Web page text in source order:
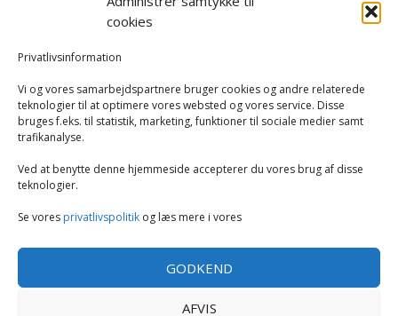
cookies
Privatlivsinformation
Vi og vores samarbejdspartnere bruger cookies og andre relaterede
teknologier til at optimere vores websted og vores service. Disse
bruges f.eks. til statistik, marketing, funktioner til sociale medier samt
trafikanalyse.
Ved at benytte denne hjemmeside accepterer du vores brug af disse
teknologier.
Se vores privatlivspolitik og læs mere i vores
GODKEND
AFVIS
Elkedler
Kaffemaskiner
Køkkenmaskiner og tilbehør
Køkkenvægte
Opvarmning